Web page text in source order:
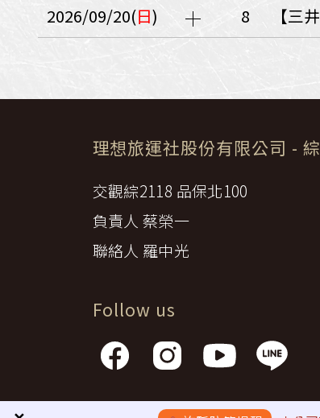
荷蘭
法國 瑞士
英國
愛爾蘭
2026/09/20(日) 8 【三
理想旅運社股份有限公司 -
交觀綜2118 品保北100
負責人 蔡榮一
聯絡人 羅中光
Follow us